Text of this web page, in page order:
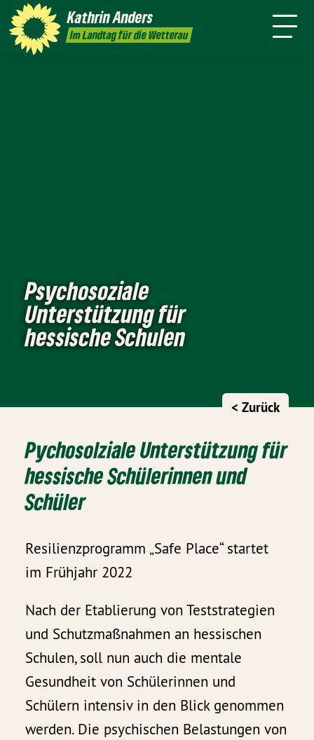
KathrinAnders
Im Landtag für die Wetterau
Kontakt
mich
Psychosoziale
Unterstützung für
hessische Schulen
< Zurück
Pychosolziale Unterstützung für
hessische Schülerinnen und
Schüler
Resilienzprogramm „Safe Place“ startet
im Frühjahr 2022
Nach der Etablierung von Teststrategien
und Schutzmaßnahmen an hessischen
Schulen, soll nun auch die mentale
Gesundheit von Schülerinnen und
Schülern intensiv in den Blick genommen
werden. Die psychischen Belastungen von